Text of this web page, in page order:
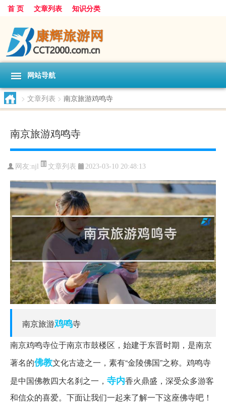
首 页 文章列表 知识分类
网站导航
> 文章列表 > 南京旅游鸡鸣寺
南京旅游鸡鸣寺
网友:njl 文章列表 2023-03-10 20:48:13
南京旅游鸡鸣寺
南京鸡鸣寺位于南京市鼓楼区，始建于东晋时期，是南京
著名的佛教文化古迹之一，素有“金陵佛国”之称。鸡鸣寺
是中国佛教四大名刹之一， 寺内香火鼎盛，深受众多游客
和信众的喜爱。下面让我们一起来了解一下这座佛寺吧！